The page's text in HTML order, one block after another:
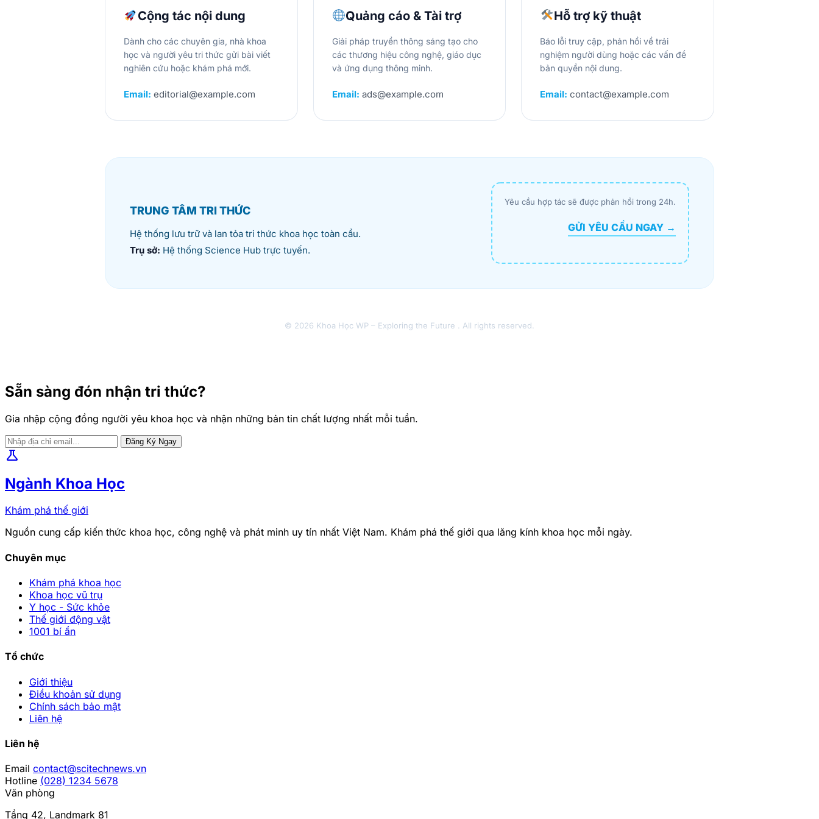
Cộng tác nội dung
Dành cho các chuyên gia, nhà khoa
học và người yêu tri thức gửi bài viết
nghiên cứu hoặc khám phá mới.
Email: editorial@example.com
Quảng cáo & Tài trợ
Giải pháp truyền thông sáng tạo cho
các thương hiệu công nghệ, giáo dục
và ứng dụng thông minh.
Email: ads@example.com
Hỗ trợ kỹ thuật
Báo lỗi truy cập, phản hồi về trải
nghiệm người dùng hoặc các vấn đề
bản quyền nội dung.
Email: contact@example.com
TRUNG TÂM TRI THỨC
Hệ thống lưu trữ và lan tỏa tri thức khoa học toàn cầu.
Trụ sở: Hệ thống Science Hub trực tuyến.
Yêu cầu hợp tác sẽ được phản hồi trong 24h.
GỬI YÊU CẦU NGAY →
© 2026 Khoa Học WP – Exploring the Future . All rights reserved.
Sẵn sàng đón nhận tri thức?
Gia nhập cộng đồng người yêu khoa học và nhận những bản tin chất lượng nhất mỗi tuần.
Đăng Ký Ngay
science
Ngành Khoa Học
Khám phá thế giới
Nguồn cung cấp kiến thức khoa học, công nghệ và phát minh uy tín nhất Việt Nam. Khám phá thế giới qua lăng kính khoa học mỗi ngày.
Chuyên mục
Khám phá khoa học
Khoa học vũ trụ
Y học - Sức khỏe
Thế giới động vật
1001 bí ẩn
Tổ chức
Giới thiệu
Điều khoản sử dụng
Chính sách bảo mật
Liên hệ
Liên hệ
Email contact@scitechnews.vn
Hotline (028) 1234 5678
Văn phòng
Tầng 42, Landmark 81